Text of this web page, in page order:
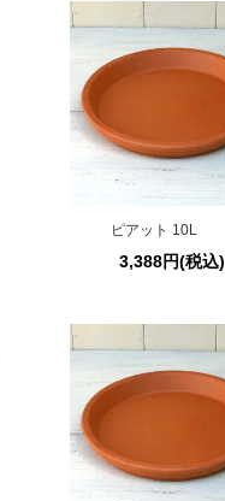
ピアット 10L
3,388円(税込)